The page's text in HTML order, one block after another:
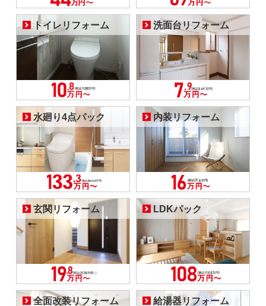
トイレリフォーム 洗面台リフォーム
水廻り4点パック 内装リフォーム
玄関リフォーム LDKパック
全面改装リフォーム 給湯器リフォーム